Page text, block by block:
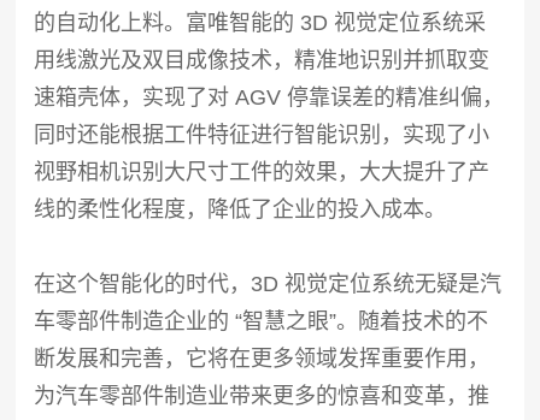
的自动化上料。富唯智能的 3D 视觉定位系统采
用线激光及双目成像技术，精准地识别并抓取变
速箱壳体，实现了对 AGV 停靠误差的精准纠偏，
同时还能根据工件特征进行智能识别，实现了小
视野相机识别大尺寸工件的效果，大大提升了产
线的柔性化程度，降低了企业的投入成本。
在这个智能化的时代，3D 视觉定位系统无疑是汽
车零部件制造企业的 “智慧之眼”。随着技术的不
断发展和完善，它将在更多领域发挥重要作用，
为汽车零部件制造业带来更多的惊喜和变革，推